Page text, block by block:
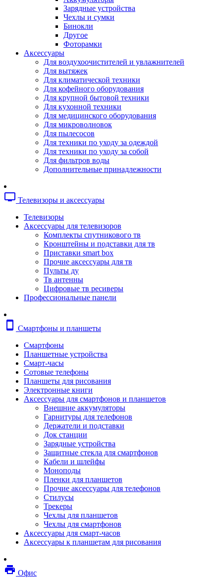
Стилусы
Трекеры
Чехлы для планшетов
Чехлы для смартфонов
Аксессуары для смарт-часов
Аксессуары к планшетам для рисования
Офис
Принтеры лазерные
Принтеры струйные
Принтеры матричные
Мфу лазерные
Мфу струйные
Мфу светодиодные
Портативные принтеры
Принтеры для печати наклеек
Копировальные аппараты
Сканеры
Плоттеры
Ламинаторы
Телефония
Рации
Консоли для мини-атс
Системные телефоны
Телефоны
Телефоны dect
Торговое оборудование
Детектор валют
Счетчики банкнот
Калькуляторы
Мебель
Стулья и кресла
Столы
Мебельные аксессуары
Аксессуары для кресел
Вешалки
Коврики защитные
Эргономика
Опции для устройств печати, копирования и
сканирования
Сетевое оборудование
Маршрутизаторы
Модемы
Точки доступа
Сетевые адаптеры
Коммутаторы
Расширители беспроводной сети
Wi-fi антенны
Инструмент
Кабель
Монтажные компоненты
Зарядные устройства
Чехлы и сумки
Бинокли
Другое
Фоторамки
Аксессуары
Для воздухоочистителей и увлажнителей
Для вытяжек
Для климатической техники
Для кофейного оборудования
Для крупной бытовой техники
Для кухонной техники
Для медицинского оборудования
Для микроволновок
Для пылесосов
Для техники по уходу за одеждой
Для техники по уходу за собой
Для фильтров воды
Дополнительные принадлежности
tv Телевизоры и аксессуары
Телевизоры
Аксессуары для телевизоров
Комплекты спутникового тв
Кронштейны и подставки для тв
Приставки smart box
Прочие аксессуары для тв
Пульты ду
Тв антенны
Цифровые тв ресиверы
Профессиональные панели
smartphone
Смартфоны и планшеты
Смартфоны
Планшетные устройства
Смарт-часы
Сотовые телефоны
Планшеты для рисования
Электронные книги
Аксессуары для смартфонов и планшетов
Внешние аккумуляторы
Гарнитуры для телефонов
Держатели и подставки
Док станции
Зарядные устройства
Защитные стекла для смартфонов
Кабели и шлейфы
Моноподы
Пленки для планшетов
Прочие аксессуары для телефонов
Стилусы
Трекеры
Чехлы для планшетов
Чехлы для смартфонов
Аксессуары для смарт-часов
Аксессуары к планшетам для рисования
local_printshop Офис